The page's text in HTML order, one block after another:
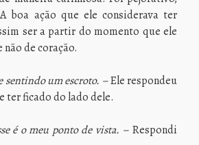
boa ação que ele considerava ter
ser a partir do momento que ele
de coração.
sentindo um escroto. –Ele respondeu
ter ficado do lado dele.
é o meu ponto de vista. – Respondi